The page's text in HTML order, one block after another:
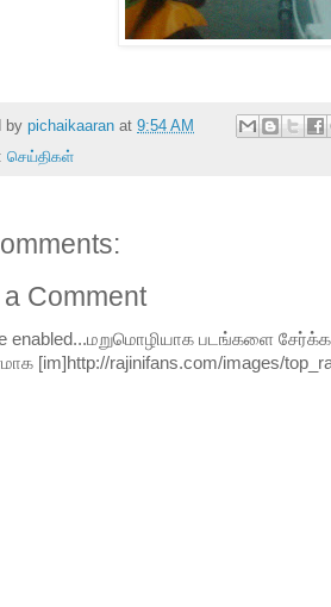
by pichaikaaran at 9:54 AM
செய்திகள்
a Comment
enabled...மறுமொழியாக படங்களை சேர்க்க
[im]http://rajinifans.com/images/